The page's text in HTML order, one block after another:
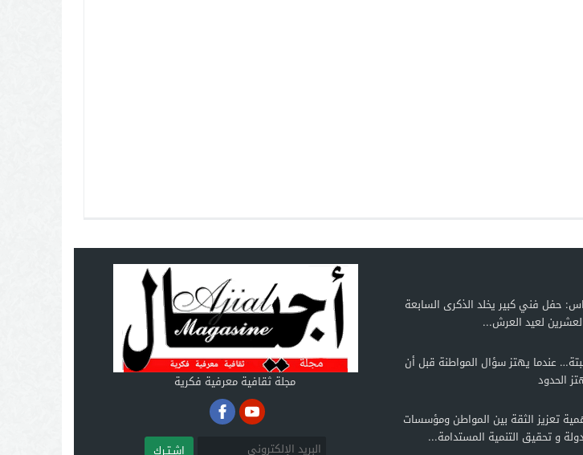
حفل فني كبير يخلد الذكرى السابعة
لعيد العرش...
عندما يهتز سؤال المواطنة قبل أن
الحدود
تعزيز الثقة بين المواطن ومؤسسات
و تحقيق التنمية المستدامة...
مجلة ثقافية معرفية فكرية
اشـتـرك